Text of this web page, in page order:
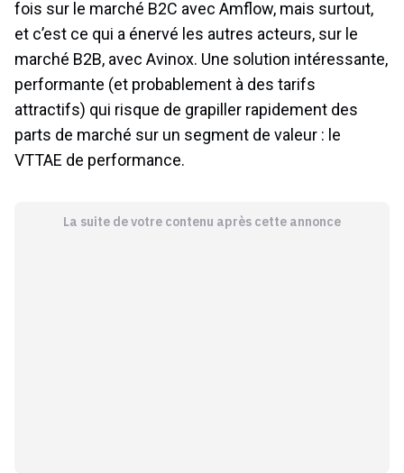
fois sur le marché B2C avec Amflow, mais surtout,
et c’est ce qui a énervé les autres acteurs, sur le
marché B2B, avec Avinox. Une solution intéressante,
performante (et probablement à des tarifs
attractifs) qui risque de grapiller rapidement des
parts de marché sur un segment de valeur : le
VTTAE de performance.
La suite de votre contenu après cette annonce